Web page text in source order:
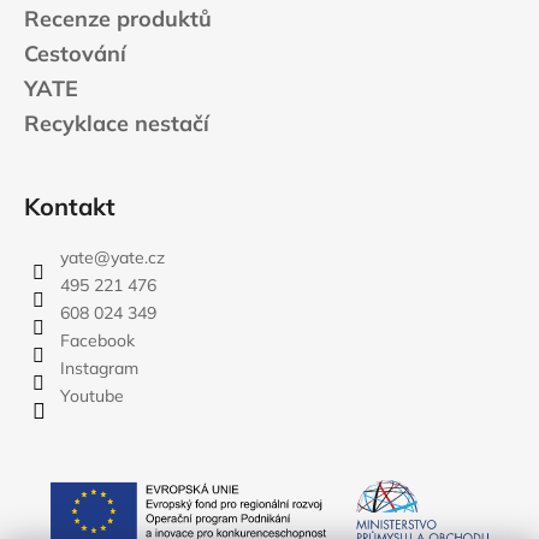
Recenze produktů
Cestování
YATE
Recyklace nestačí
Kontakt
yate@yate.cz
495 221 476
608 024 349
Facebook
Instagram
Youtube